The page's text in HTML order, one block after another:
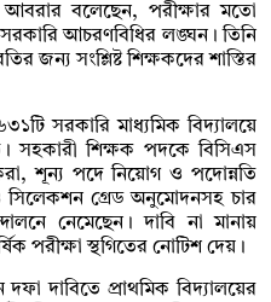
বলেছেন, পরীক্ষার মতো
সরকারি আচরণবিধির লঙ্ঘন। তিনি
জন্য সংশ্লিষ্ট শিক্ষকদের শাস্তির
সরকারি মাধ্যমিক বিদ্যালয়ে
সহকারী শিক্ষক পদকে বিসিএস
করা, শূন্য পদে নিয়োগ ও পদোন্নতি
সিলেকশন গ্রেড অনুমোদনসহ চার
নেমেছেন। দাবি না মানায়
পরীক্ষা স্থগিতের নোটিশ দেয়।
দাবিতে প্রাথমিক বিদ্যালয়ের